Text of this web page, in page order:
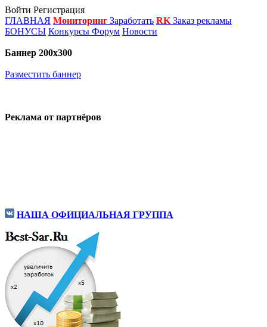
Войти Регистрация
ГЛАВНАЯ Мониторинг Заработать RK Заказ рекламы
БОНУСЫ Конкурсы Форум Новости
Баннер 200х300
Разместить баннер
Реклама от партнёров
НАША ОФИЦИАЛЬНАЯ ГРУППА